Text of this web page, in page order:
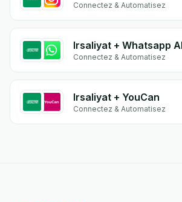
Connectez & Automatisez
Irsaliyat + Whatsapp
Connectez & Automatisez
Irsaliyat + YouCan
Connectez & Automatisez